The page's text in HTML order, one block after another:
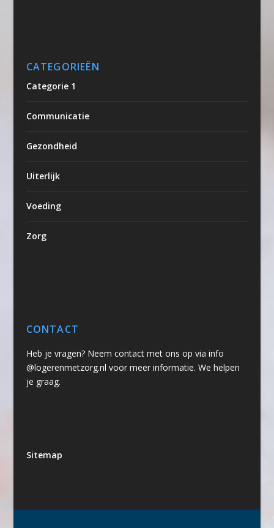
CATEGORIEËN
Categorie 1
Communicatie
Gezondheid
Uiterlijk
Voeding
Zorg
CONTACT
Heb je vragen? Neem contact met ons op via info
@logerenmetzorg.nl voor meer informatie. We helpen
je graag.
Sitemap